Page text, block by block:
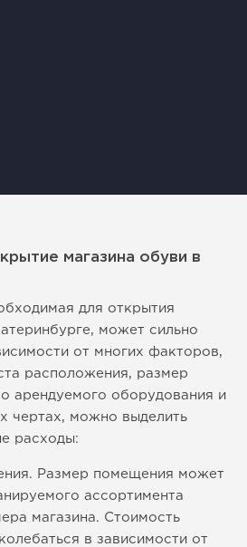
магазина обуви в
для открытия
может сильно
от многих факторов,
расположения, размер
арендуемого оборудования и
чертах, можно выделить
расходы:
Размер помещения может
ассортимента
магазина. Стоимость
в зависимости от